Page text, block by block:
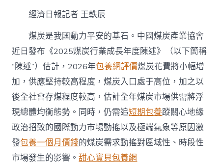
庫
存
充
分
供
專
包
養
行
情
需
安
穩〉
經濟日報記者 王軼辰
煤炭是我國動力平安的基石。中國煤炭產業協會
近日發布《2025煤炭行業成長年度陳述》（以下簡稱
“陳述”）估計，2026年包養網評價煤炭花費將小幅增
加，供應堅持較高程度，煤炭入口處于高位，加之以
後全社會存煤程度較高，估計全年煤炭市場供需將浮
現總體均衡態勢。同時，仍需追短期包養蹤關心地緣
政治招致的國際動力市場動搖以及極端氣象等原因激
發包養一個月價錢的煤炭需求動搖對區域性、時段性
市場發生的影響。甜心寶貝包養網